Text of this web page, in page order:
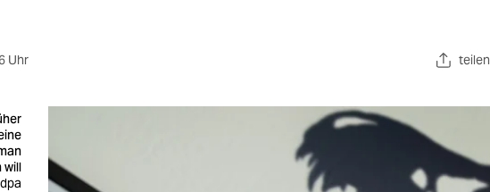
Uhr teilen
will